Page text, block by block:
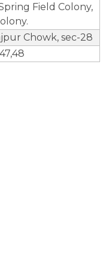
Field Colony,
Chowk, sec-28